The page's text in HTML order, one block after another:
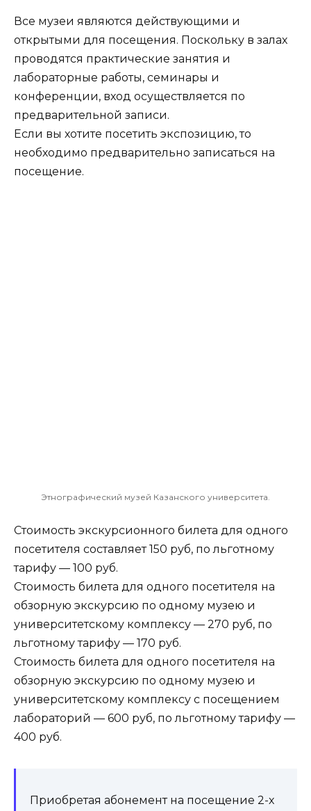
Все музеи являются действующими и
открытыми для посещения. Поскольку в залах
проводятся практические занятия и
лабораторные работы, семинары и
конференции, вход осуществляется по
предварительной записи.
Если вы хотите посетить экспозицию, то
необходимо предварительно записаться на
посещение.
Этнографический музей Казанского университета.
Стоимость экскурсионного билета для одного
посетителя составляет 150 руб, по льготному
тарифу — 100 руб.
Стоимость билета для одного посетителя на
обзорную экскурсию по одному музею и
университетскому комплексу — 270 руб, по
льготному тарифу — 170 руб.
Стоимость билета для одного посетителя на
обзорную экскурсию по одному музею и
университетскому комплексу с посещением
лабораторий — 600 руб, по льготному тарифу —
400 руб.
Приобретая абонемент на посещение 2-х